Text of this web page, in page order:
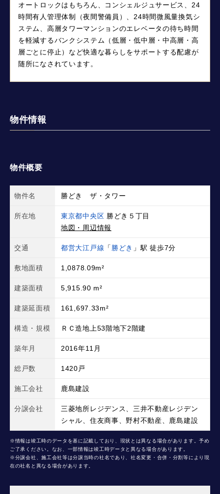
オートロックはもちろん、コンシェルジュサービス、24
時間有人管理体制（夜間警備員）、24時間微風量換気シ
ステム、高層タワーマンションのエレベータの待ち時間
を軽減するバンクシステム（低層・低中層・中高層・高
層ごとに停止）など快適な暮らしをサポートする配慮が
随所になされています。
物件情報
物件概要
物件名 勝どき ザ・タワー
所在地 東京都中央区 勝どき５丁目
地図・周辺情報
交通 都営大江戸線 「 勝どき 」駅 徒歩7分
敷地面積 1,0878.09m²
建築面積 5,915.90 m²
建築延面積 161,697.33m²
構造・規模 ＲＣ造地上53階地下2階建
築年月 2016年11月
総戸数 1420戸
施工会社 鹿島建設
分譲会社
三菱地所レジデンス、三井不動産レジデン
シャル、住友商事、野村不動産、鹿島建設
※情報は竣工時のデータを基に記載しており、現状とは異なる場合があります。予め
ご了承ください。なお、一部情報は竣工時データと異なる場合があります。
※分譲会社、施工会社等は分譲当時の社名であり、社名変更・合併・分割等により現
在の社名と異なる場合があります。